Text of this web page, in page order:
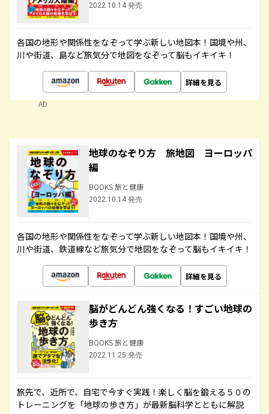
2022.10.14 発売
各国の地形や関係性をなぞって学ぶ新しい地図本！国境や州、
川や街道、島など旅気分で地図をなぞって脳もイキイキ！
詳細を見る
AD
地球のなぞり方 旅地図 ヨーロッパ
編
BOOKS 旅と健康
2022.10.14 発売
各国の地形や関係性をなぞって学ぶ新しい地図本！国境や州、
川や街道、鉄道線など旅気分で地図をなぞって脳もイキイキ！
詳細を見る
脳がどんどん強くなる！すごい地球の
歩き方
BOOKS 旅と健康
2022.11.25 発売
旅先で、近所で、自宅で今すぐ実践！楽しく脳を鍛える５０の
トレーニングを「地球の歩き方」が最新脳科学とともに解説